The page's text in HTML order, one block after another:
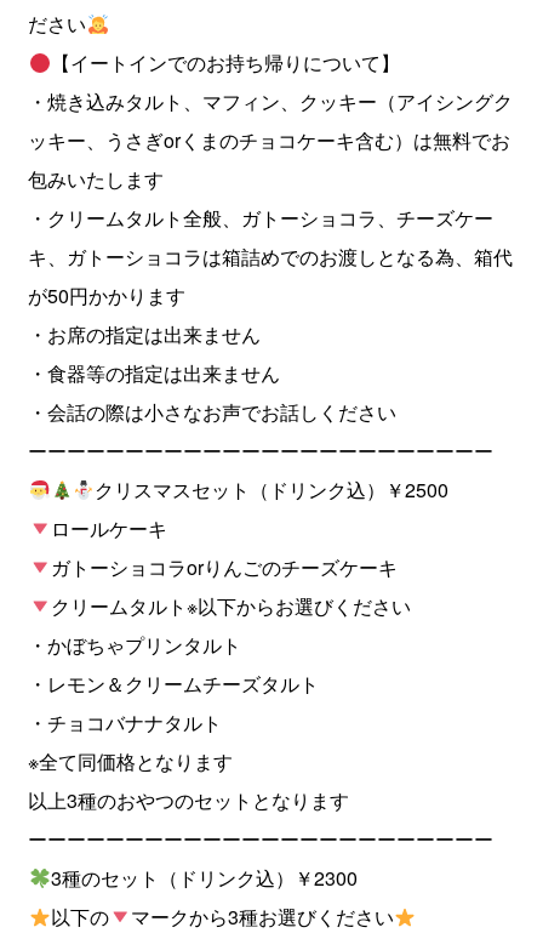
ださい
【イートインでのお持ち帰りについて】
・焼き込みタルト、マフィン、クッキー（アイシングク
ッキー、うさぎorくまのチョコケーキ含む）は無料でお
包みいたします
・クリームタルト全般、ガトーショコラ、チーズケー
キ、ガトーショコラは箱詰めでのお渡しとなる為、箱代
が50円かかります
・お席の指定は出来ません
・食器等の指定は出来ません
・会話の際は小さなお声でお話しください
ーーーーーーーーーーーーーーーーーーーーーーーー
クリスマスセット（ドリンク込）￥2500
ロールケーキ
ガトーショコラorりんごのチーズケーキ
クリームタルト※以下からお選びください
・かぼちゃプリンタルト
・レモン＆クリームチーズタルト
・チョコバナナタルト
※全て同価格となります
以上3種のおやつのセットとなります
ーーーーーーーーーーーーーーーーーーーーーーーー
3種のセット（ドリンク込）￥2300
以下の
マークから3種お選びください